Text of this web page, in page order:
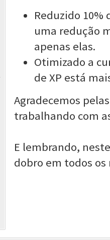
Reduzido
uma redução
apenas elas.
Otimizado a
de XP está
Agradecemos
trabalhando com
E lembrando,
dobro em todos